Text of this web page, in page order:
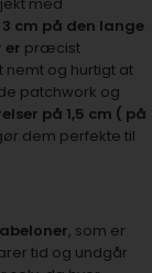
cm på den lange
er præcist
og hurtigt at
patchwork og
på 1,5 cm ( på
dem perfekte til
, som er
tid og undgår